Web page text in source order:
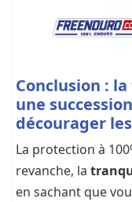
Conclusion :
une
décourager
La protection à
revanche, la
en sachant que